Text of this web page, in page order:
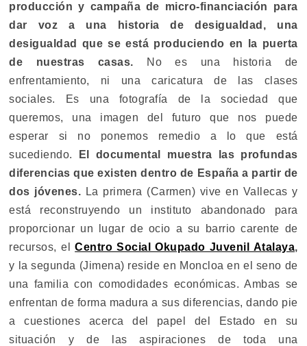
producción y campaña de micro-financiación para
dar voz a una historia de desigualdad, una
desigualdad que se está produciendo en la puerta
de nuestras casas. No es una historia de
enfrentamiento, ni una caricatura de las clases
sociales. Es una fotografía de la sociedad que
queremos, una imagen del futuro que nos puede
esperar si no ponemos remedio a lo que está
sucediendo.
El documental muestra las profundas
diferencias que existen dentro de España a partir de
dos jóvenes. La primera (Carmen) vive en Vallecas y
está reconstruyendo un instituto abandonado para
proporcionar un lugar de ocio a su barrio carente de
recursos, elCentro Social Okupado Juvenil Atalaya,
y la segunda (Jimena) reside en Moncloa en el seno de
una familia con comodidades económicas. Ambas se
enfrentan de forma madura a sus diferencias, dando pie
a cuestiones acerca del papel del Estado en su
situación y de las aspiraciones de toda una